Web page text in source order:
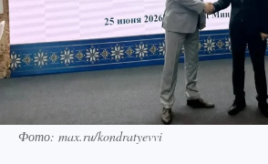
Фото: max.ru/kondratyevvi